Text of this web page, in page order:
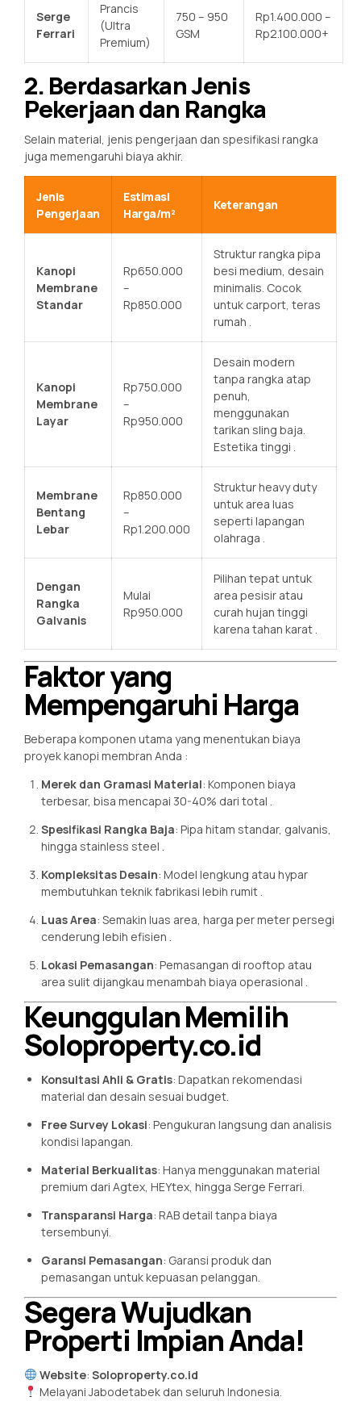
Serge
Ferrari
Prancis
(Ultra
Premium)
750 – 950
GSM
Rp1.400.000 –
Rp2.100.000+
2. Berdasarkan Jenis
Pekerjaan dan Rangka
Selain material, jenis pengerjaan dan spesifikasi rangka
juga memengaruhi biaya akhir.
Jenis
Pengerjaan
Estimasi
Harga/m²
Keterangan
Kanopi
Membrane
Standar
Rp650.000
–
Rp850.000
Struktur rangka pipa
besi medium, desain
minimalis. Cocok
untuk carport, teras
rumah .
Kanopi
Membrane
Layar
Rp750.000
–
Rp950.000
Desain modern
tanpa rangka atap
penuh,
menggunakan
tarikan sling baja.
Estetika tinggi .
Membrane
Bentang
Lebar
Rp850.000
–
Rp1.200.000
Struktur heavy duty
untuk area luas
seperti lapangan
olahraga .
Dengan
Rangka
Galvanis
Mulai
Rp950.000
Pilihan tepat untuk
area pesisir atau
curah hujan tinggi
karena tahan karat.
Faktor yang
Mempengaruhi Harga
Beberapa komponen utama yang menentukan biaya
proyek kanopi membran Anda :
Merek dan Gramasi Material: Komponen biaya
terbesar, bisa mencapai 30-40% dari total .
Spesifikasi Rangka Baja: Pipa hitam standar, galvanis,
hingga stainless steel .
Kompleksitas Desain: Model lengkung atau hypar
membutuhkan teknik fabrikasi lebih rumit.
Luas Area: Semakin luas area, harga per meter persegi
cenderung lebih efisien .
Lokasi Pemasangan: Pemasangan di rooftop atau
area sulit dijangkau menambah biaya operasional .
Keunggulan Memilih
Soloproperty.co.id
Konsultasi Ahli & Gratis: Dapatkan rekomendasi
material dan desain sesuai budget.
Free Survey Lokasi: Pengukuran langsung dan analisis
kondisi lapangan.
Material Berkualitas: Hanya menggunakan material
premium dari Agtex, HEYtex, hingga Serge Ferrari.
Transparansi Harga: RAB detail tanpa biaya
tersembunyi.
Garansi Pemasangan: Garansi produk dan
pemasangan untuk kepuasan pelanggan.
Segera Wujudkan
Properti Impian Anda!
Website: Soloproperty.co.id
Melayani Jabodetabek dan seluruh Indonesia.